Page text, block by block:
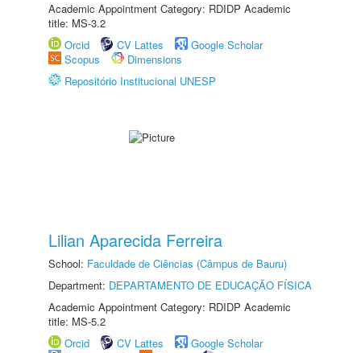
Academic Appointment Category: RDIDP Academic
title: MS-3.2
Orcid
CV Lattes
Google Scholar
Scopus
Dimensions
Repositório Institucional UNESP
Lilian Aparecida Ferreira
School: Faculdade de Ciências (Câmpus de Bauru)
Department: DEPARTAMENTO DE EDUCAÇÃO FÍSICA
Academic Appointment Category: RDIDP Academic
title: MS-5.2
Orcid
CV Lattes
Google Scholar